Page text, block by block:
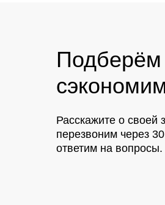
Расскажите о своей
перезвоним через
ответим на вопросы.
Подберём